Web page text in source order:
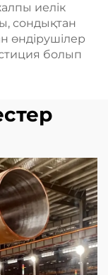
иелік
сондықтан
өндірушілер
болып